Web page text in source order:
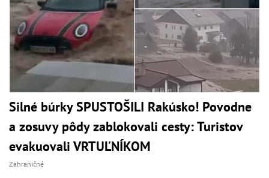
Silné búrky SPUSTOŠILI Rakúsko! Povodne
a zosuvy pôdy zablokovali cesty: Turistov
evakuovali VRTUĽNÍKOM
Zahraničné